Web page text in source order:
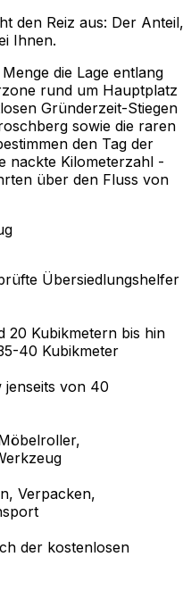
den Reiz aus: Der Anteil,
Ihnen.
die Lage entlang
rund um Hauptplatz
Gründerzeit-Stiegen
sowie die raren
den Tag der
nackte Kilometerzahl -
über den Fluss von
Übersiedlungshelfer
20 Kubikmetern bis hin
40 Kubikmeter
von 40
Verpacken,
der kostenlosen